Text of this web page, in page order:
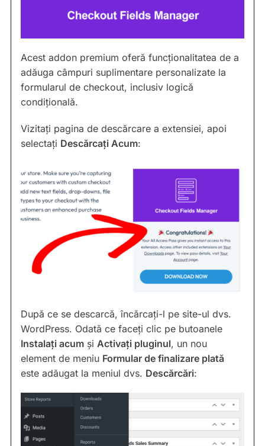
Acest addon premium oferă funcționalitatea de a
adăuga câmpuri suplimentare personalizate la
formularul de checkout, inclusiv logică
condițională.
Vizitați pagina de descărcare a extensiei, apoi
selectați Descărcați Acum:
După ce se descarcă, încărcați-l pe site-ul dvs.
WordPress. Odată ce faceți clic pe butoanele
Instalați acum și Activați pluginul, un nou
element de meniu Formular de finalizare plată
este adăugat la meniul dvs. Descărcări: